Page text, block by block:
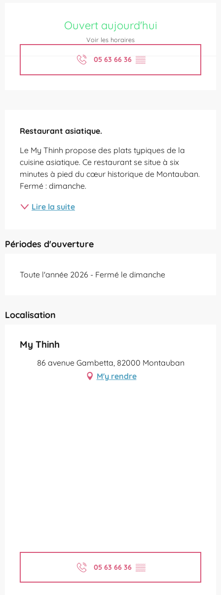
Ouvert aujourd'hui
Voir les horaires
05 63 66 36 ▒▒
Restaurant asiatique.
Le My Thinh propose des plats typiques de la
cuisine asiatique. Ce restaurant se situe à six
minutes à pied du cœur historique de Montauban.
Fermé : dimanche.
Lire la suite
Périodes d'ouverture
Toute l'année 2026 - Fermé le dimanche
Localisation
My Thinh
86 avenue Gambetta, 82000 Montauban
M'y rendre
05 63 66 36 ▒▒